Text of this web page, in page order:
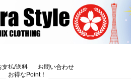
支払/送料
お問い合わせ
お得なPoint！